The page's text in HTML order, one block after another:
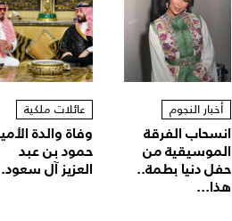
أخبار النجوم
انسحاب الفرقة
الموسيقية من
حفل دنيا بطمة..
هذا...
عائلات ملكية
وفاة والدة
حمود بن عبد
العزيز آل